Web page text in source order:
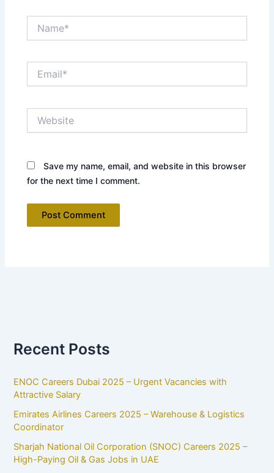
Save my name, email, and website in this browser
for the next time I comment.
Recent Posts
ENOC Careers Dubai 2025 – Urgent Vacancies with
Attractive Salary
Emirates Airlines Careers 2025 – Warehouse & Logistics
Coordinator
Sharjah National Oil Corporation (SNOC) Careers 2025 –
High-Paying Oil & Gas Jobs in UAE